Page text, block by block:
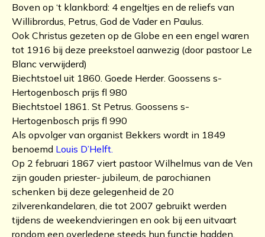
Boven op ‘t klankbord: 4 engeltjes en de reliefs van
Willibrordus, Petrus, God de Vader en Paulus.
Ook Christus gezeten op de Globe en een engel waren
tot 1916 bij deze preekstoel aanwezig (door pastoor Le
Blanc verwijderd)
Biechtstoel uit 1860. Goede Herder. Goossens s-
Hertogenbosch prijs fl 980
Biechtstoel 1861. St Petrus. Goossens s-
Hertogenbosch prijs fl 990
Als opvolger van organist Bekkers wordt in 1849
benoemd Louis D’Helft.
Op 2 februari 1867 viert pastoor Wilhelmus van de Ven
zijn gouden priester- jubileum, de parochianen
schenken bij deze gelegenheid de 20
zilverenkandelaren, die tot 2007 gebruikt werden
tijdens de weekendvieringen en ook bij een uitvaart
rondom een overledene steeds hun functie hadden.